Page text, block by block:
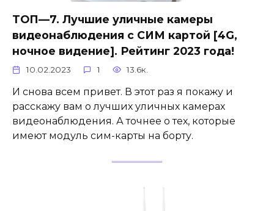
ТОП—7. Лучшие уличные камеры
видеонаблюдения с СИМ картой [4G,
ночное видение]. Рейтинг 2023 года!
10.02.2023 1 13.6к.
И снова всем привет. В этот раз я покажу и
расскажу вам о лучших уличных камерах
видеонаблюдения. А точнее о тех, которые
имеют модуль сим-карты на борту.